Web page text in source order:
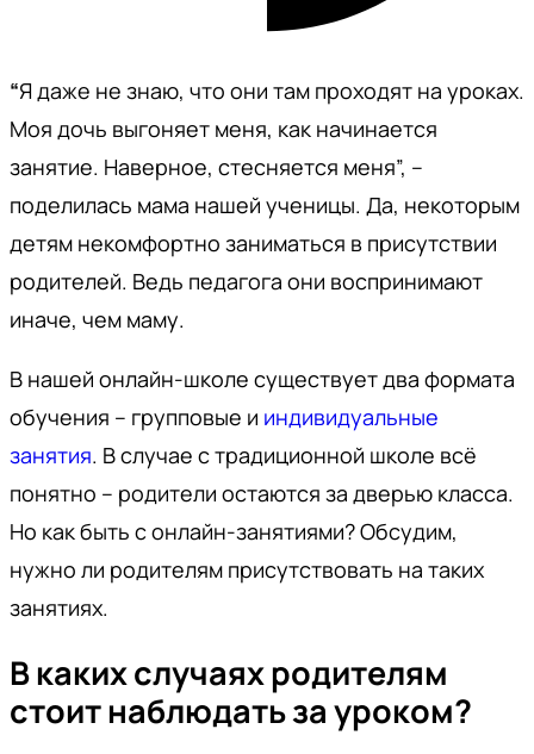
“Я даже не знаю, что они там проходят на уроках.
Моя дочь выгоняет меня, как начинается
занятие. Наверное, стесняется меня”, –
поделилась мама нашей ученицы. Да, некоторым
детям некомфортно заниматься в присутствии
родителей. Ведь педагога они воспринимают
иначе, чем маму.
В нашей онлайн-школе существует два формата
обучения – групповые и индивидуальные
занятия. В случае с традиционной школе всё
понятно – родители остаются за дверью класса.
Но как быть с онлайн-занятиями? Обсудим,
нужно ли родителям присутствовать на таких
занятиях.
В каких случаях родителям
стоит наблюдать за уроком?